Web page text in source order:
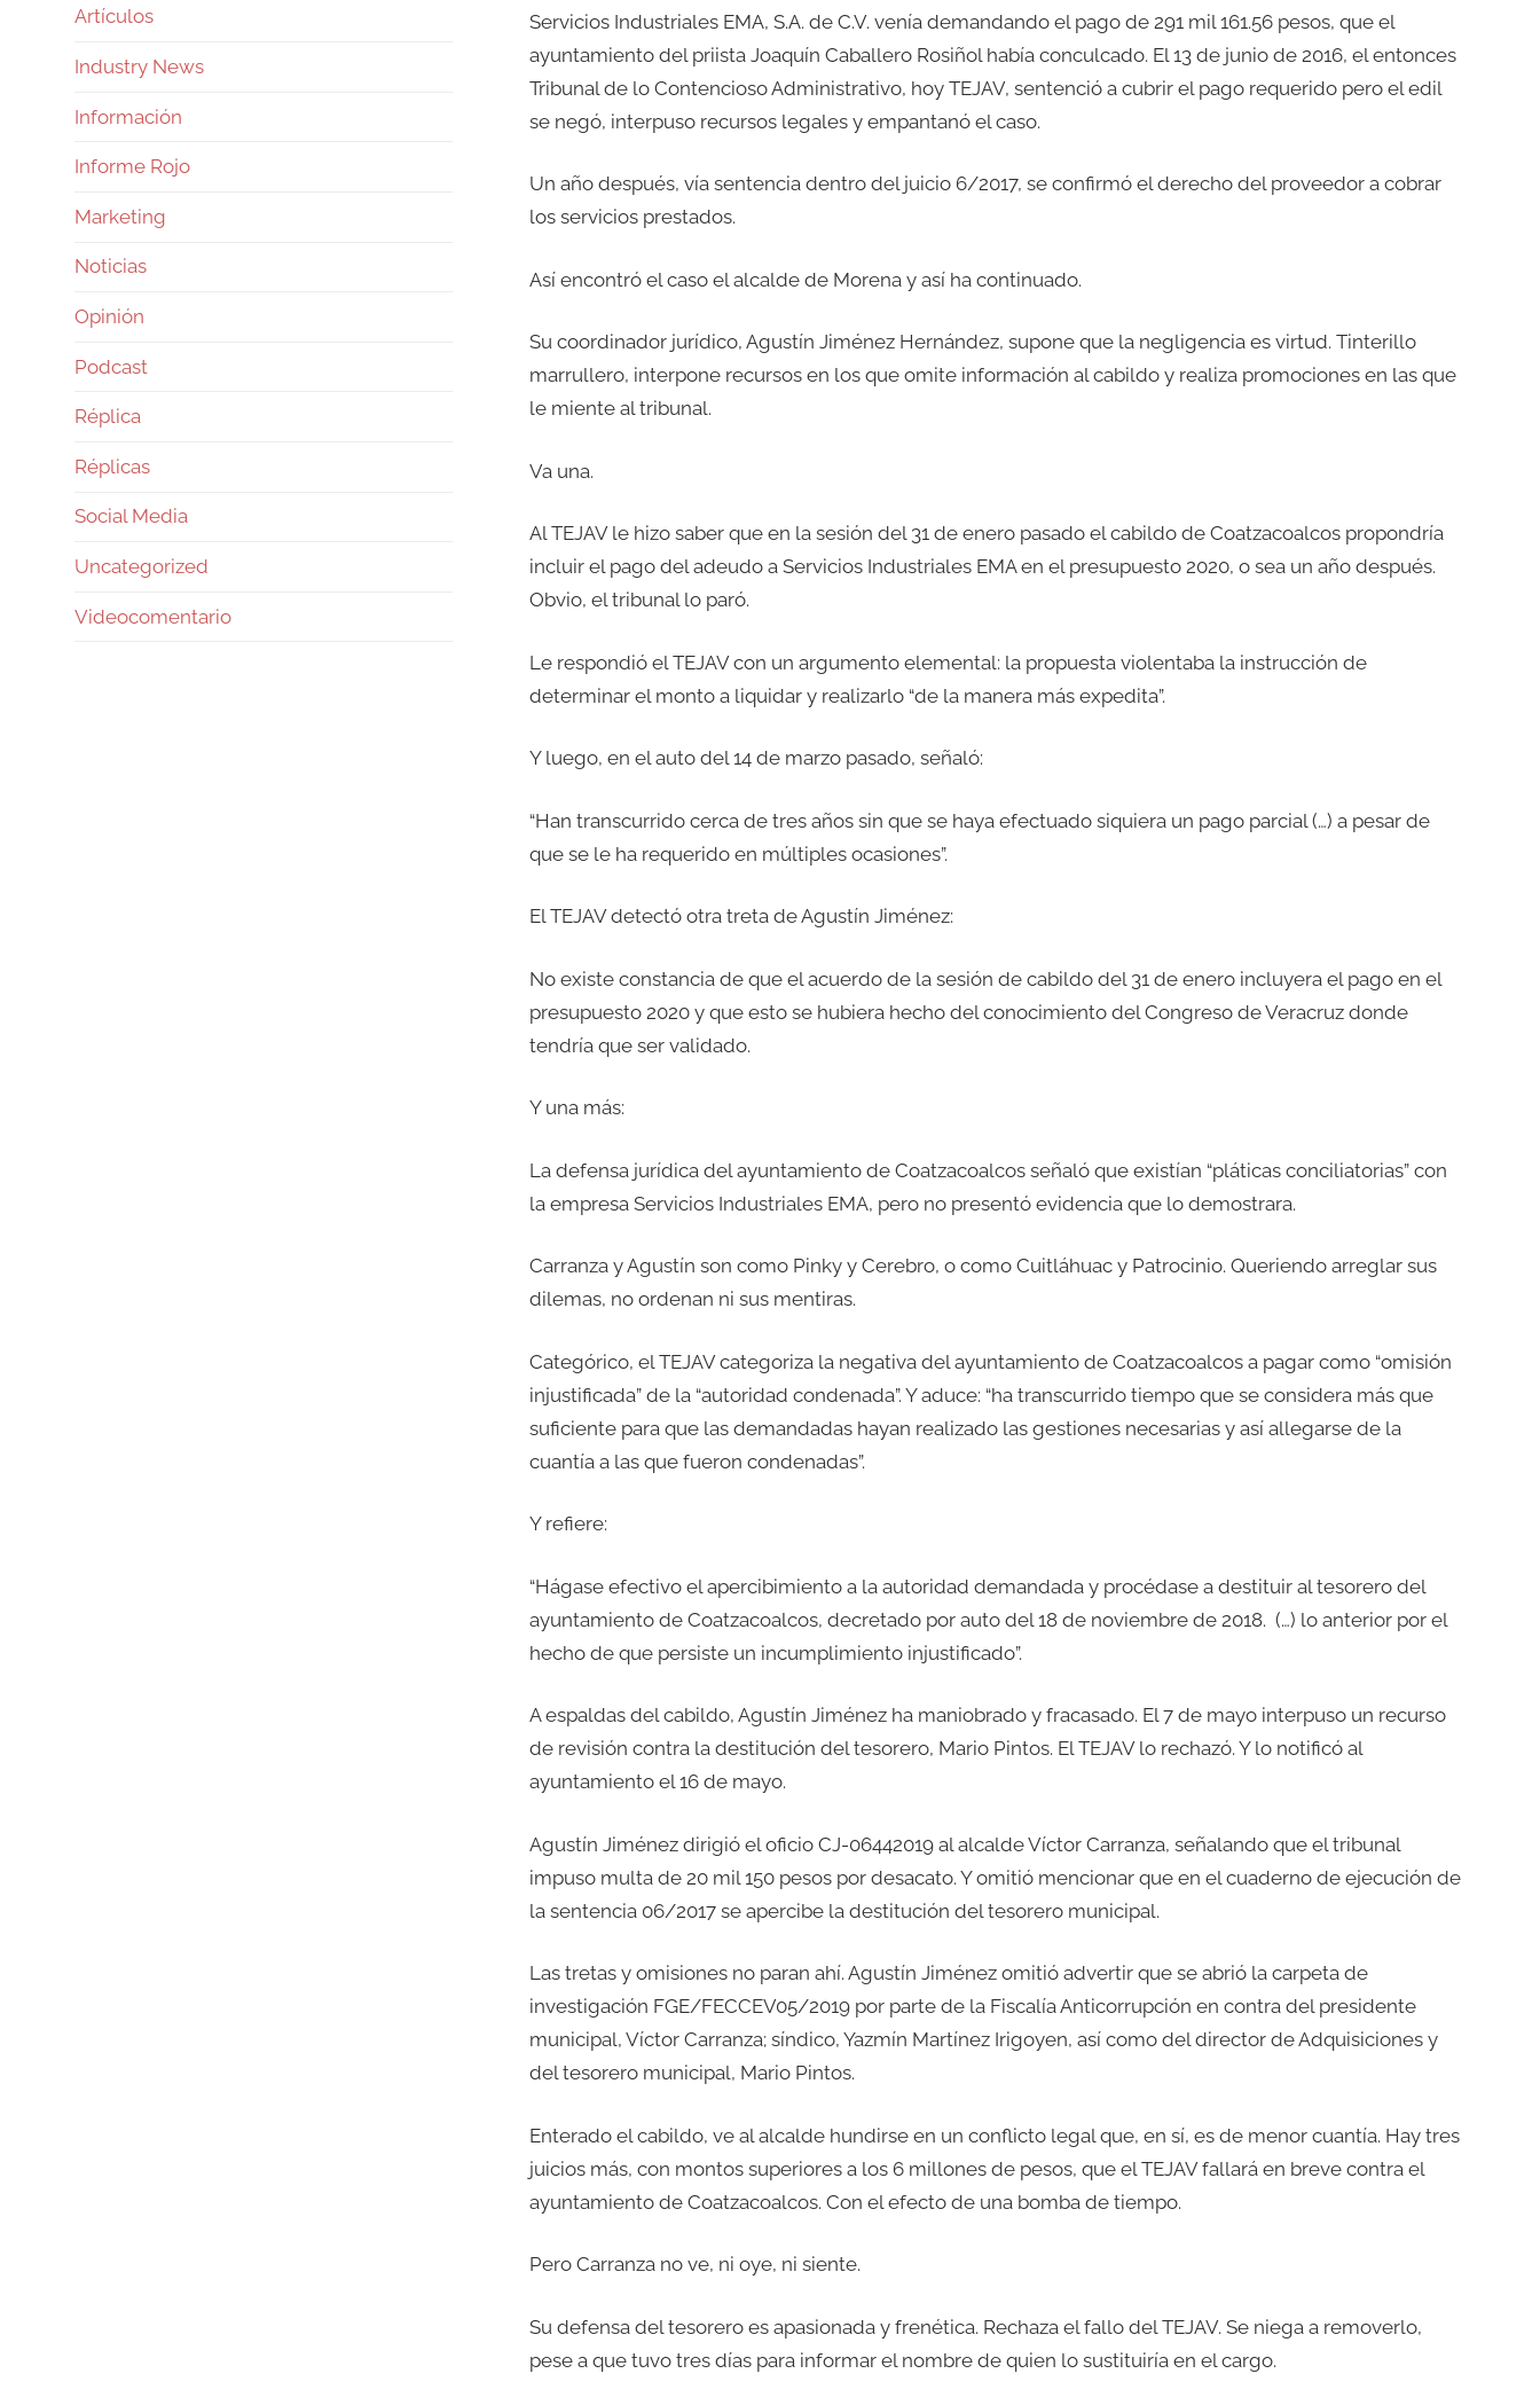
Servicios Industriales EMA, S.A. de C.V. venía demandando el pago de 291 mil 161.56 pesos, que el
ayuntamiento del priista Joaquín Caballero Rosiñol había conculcado. El 13 de junio de 2016, el entonces
Tribunal de lo Contencioso Administrativo, hoy TEJAV, sentenció a cubrir el pago requerido pero el edil
se negó, interpuso recursos legales y empantanó el caso.
Un año después, vía sentencia dentro del juicio 6/2017, se confirmó el derecho del proveedor a cobrar
los servicios prestados.
Así encontró el caso el alcalde de Morena y así ha continuado.
Su coordinador jurídico, Agustín Jiménez Hernández, supone que la negligencia es virtud. Tinterillo
marrullero, interpone recursos en los que omite información al cabildo y realiza promociones en las que
le miente al tribunal.
Va una.
Al TEJAV le hizo saber que en la sesión del 31 de enero pasado el cabildo de Coatzacoalcos propondría
incluir el pago del adeudo a Servicios Industriales EMA en el presupuesto 2020, o sea un año después.
Obvio, el tribunal lo paró.
Le respondió el TEJAV con un argumento elemental: la propuesta violentaba la instrucción de
determinar el monto a liquidar y realizarlo “de la manera más expedita”.
Y luego, en el auto del 14 de marzo pasado, señaló:
“Han transcurrido cerca de tres años sin que se haya efectuado siquiera un pago parcial (…) a pesar de
que se le ha requerido en múltiples ocasiones”.
El TEJAV detectó otra treta de Agustín Jiménez:
No existe constancia de que el acuerdo de la sesión de cabildo del 31 de enero incluyera el pago en el
presupuesto 2020 y que esto se hubiera hecho del conocimiento del Congreso de Veracruz donde
tendría que ser validado.
Y una más:
La defensa jurídica del ayuntamiento de Coatzacoalcos señaló que existían “pláticas conciliatorias” con
la empresa Servicios Industriales EMA, pero no presentó evidencia que lo demostrara.
Carranza y Agustín son como Pinky y Cerebro, o como Cuitláhuac y Patrocinio. Queriendo arreglar sus
dilemas, no ordenan ni sus mentiras.
Categórico, el TEJAV categoriza la negativa del ayuntamiento de Coatzacoalcos a pagar como “omisión
injustificada” de la “autoridad condenada”. Y aduce: “ha transcurrido tiempo que se considera más que
suficiente para que las demandadas hayan realizado las gestiones necesarias y así allegarse de la
cuantía a las que fueron condenadas”.
Y refiere:
“Hágase efectivo el apercibimiento a la autoridad demandada y procédase a destituir al tesorero del
ayuntamiento de Coatzacoalcos, decretado por auto del 18 de noviembre de 2018. (…) lo anterior por el
hecho de que persiste un incumplimiento injustificado”.
A espaldas del cabildo, Agustín Jiménez ha maniobrado y fracasado. El 7 de mayo interpuso un recurso
de revisión contra la destitución del tesorero, Mario Pintos. El TEJAV lo rechazó. Y lo notificó al
ayuntamiento el 16 de mayo.
Agustín Jiménez dirigió el oficio CJ-06442019 al alcalde Víctor Carranza, señalando que el tribunal
impuso multa de 20 mil 150 pesos por desacato. Y omitió mencionar que en el cuaderno de ejecución de
la sentencia 06/2017 se apercibe la destitución del tesorero municipal.
Las tretas y omisiones no paran ahí. Agustín Jiménez omitió advertir que se abrió la carpeta de
investigación FGE/FECCEV05/2019 por parte de la Fiscalía Anticorrupción en contra del presidente
municipal, Víctor Carranza; síndico, Yazmín Martínez Irigoyen, así como del director de Adquisiciones y
del tesorero municipal, Mario Pintos.
Enterado el cabildo, ve al alcalde hundirse en un conflicto legal que, en sí, es de menor cuantía. Hay tres
juicios más, con montos superiores a los 6 millones de pesos, que el TEJAV fallará en breve contra el
ayuntamiento de Coatzacoalcos. Con el efecto de una bomba de tiempo.
Pero Carranza no ve, ni oye, ni siente.
Su defensa del tesorero es apasionada y frenética. Rechaza el fallo del TEJAV. Se niega a removerlo,
pese a que tuvo tres días para informar el nombre de quien lo sustituiría en el cargo.
Artículos
Industry News
Información
Informe Rojo
Marketing
Noticias
Opinión
Podcast
Réplica
Réplicas
Social Media
Uncategorized
Videocomentario